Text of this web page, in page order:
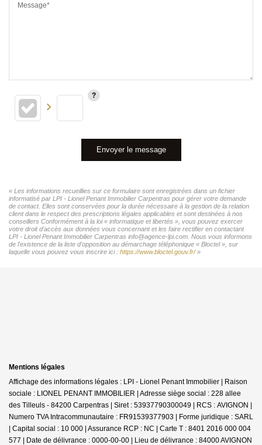
Message*
Envoyer le message
« Les informations recueillies sur ce formulaire sont enregistrées dans un fichier
informatisé par LPI - Lionel Penant Immobilier Carpentras pour gérer votre demande
de contact. Elles sont conservées pour la durée nécessaire à la gestion de la relation
client dans le respect des prescriptions légales applicables et sont destinées à nos
conseillers Conformément à la loi « informatique et libertés », vous pouvez exercer
votre droit d'accès aux données vous concernant et les faire rectifier en contactant
LPI - Lionel Penant Immobilier Carpentras info@agence-lpi.com. Nous vous informons
de l'existence de la liste d'opposition au démarchage téléphonique « Bloctel », sur
laquelle vous pouvez vous inscrire ici : https://www.bloctel.gouv.fr/»
Mentions légales
Affichage des informations légales : LPI - Lionel Penant Immobilier | Raison
sociale : LIONEL PENANT IMMOBILIER | Adresse siège social : 228 allee
des Tilleuls - 84200 Carpentras | Siret : 53937790300049 | RCS : AVIGNON |
Numero TVA Intracommunautaire : FR91539377903 | Forme juridique : SARL
| Capital social : 10 000 | Assurance RCP : NC | Carte T : 8401 2016 000 004
577 | Date de délivrance : 0000-00-00 | Lieu de délivrance : 84000 AVIGNON